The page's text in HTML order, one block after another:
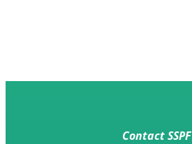
Contact SSPF